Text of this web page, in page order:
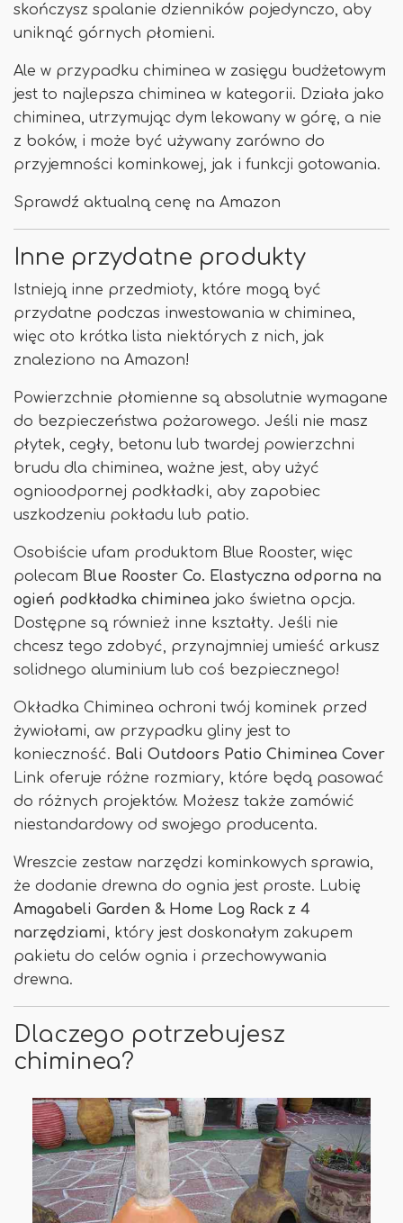
skończysz spalanie dzienników pojedynczo, aby
uniknąć górnych płomieni.
Ale w przypadku chiminea w zasięgu budżetowym
jest to najlepsza chiminea w kategorii. Działa jako
chiminea, utrzymując dym lekowany w górę, a nie
z boków, i może być używany zarówno do
przyjemności kominkowej, jak i funkcji gotowania.
Sprawdź aktualną cenę na Amazon
Inne przydatne produkty
Istnieją inne przedmioty, które mogą być
przydatne podczas inwestowania w chiminea,
więc oto krótka lista niektórych z nich, jak
znaleziono na Amazon!
Powierzchnie płomienne są absolutnie wymagane
do bezpieczeństwa pożarowego. Jeśli nie masz
płytek, cegły, betonu lub twardej powierzchni
brudu dla chiminea, ważne jest, aby użyć
ognioodpornej podkładki, aby zapobiec
uszkodzeniu pokładu lub patio.
Osobiście ufam produktom Blue Rooster, więc
polecam Blue Rooster Co. Elastyczna odporna na
ogień podkładka chiminea jako świetna opcja.
Dostępne są również inne kształty. Jeśli nie
chcesz tego zdobyć, przynajmniej umieść arkusz
solidnego aluminium lub coś bezpiecznego!
Okładka Chiminea ochroni twój kominek przed
żywiołami, aw przypadku gliny jest to
konieczność. Bali Outdoors Patio Chiminea Cover
Link oferuje różne rozmiary, które będą pasować
do różnych projektów. Możesz także zamówić
niestandardowy od swojego producenta.
Wreszcie zestaw narzędzi kominkowych sprawia,
że ​​dodanie drewna do ognia jest proste. Lubię
Amagabeli Garden & Home Log Rack z 4
narzędziami, który jest doskonałym zakupem
pakietu do celów ognia i przechowywania
drewna.
Dlaczego potrzebujesz
chiminea?